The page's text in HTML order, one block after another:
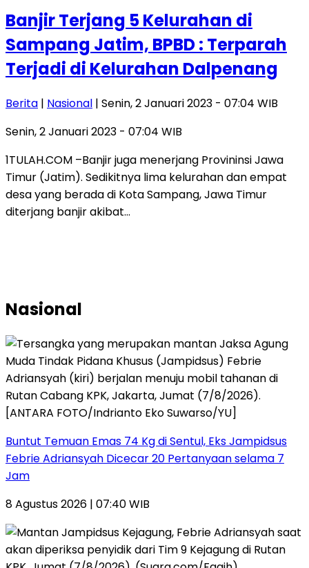
Banjir Terjang 5 Kelurahan di
Sampang Jatim, BPBD : Terparah
Terjadi di Kelurahan Dalpenang
Berita | Nasional | Senin, 2 Januari 2023 - 07:04 WIB
Senin, 2 Januari 2023 - 07:04 WIB
1TULAH.COM –Banjir juga menerjang Provininsi Jawa
Timur (Jatim). Sedikitnya lima kelurahan dan empat
desa yang berada di Kota Sampang, Jawa Timur
diterjang banjir akibat…
Nasional
Buntut Temuan Emas 74 Kg di Sentul, Eks Jampidsus
Febrie Adriansyah Dicecar 20 Pertanyaan selama 7
Jam
8 Agustus 2026 | 07:40 WIB